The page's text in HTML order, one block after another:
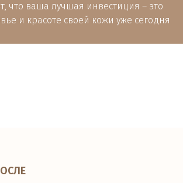
что ваша лучшая инвестиция – это
и красоте своей кожи уже сегодня